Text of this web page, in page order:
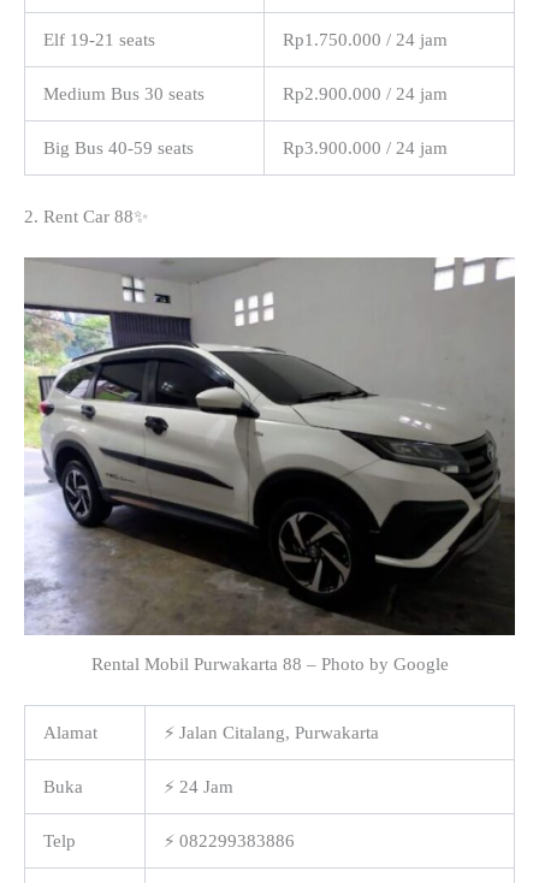
Elf 19-21 seats Rp1.750.000 / 24 jam
Medium Bus 30 seats Rp2.900.000 / 24 jam
Big Bus 40-59 seats Rp3.900.000 / 24 jam
2. Rent Car 88✨
Rental Mobil Purwakarta 88 – Photo by Google
Alamat ⚡ Jalan Citalang, Purwakarta
Buka ⚡ 24 Jam
Telp ⚡ 082299383886